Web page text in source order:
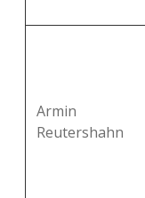
Armin
Reutershahn